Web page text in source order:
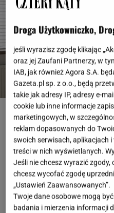
Jevgenija ZUK, fot. shutterstock/autor
Z biegiem lat styl
najchętniej wybieranych
wnętrz. Cechuje go
wykorzystanie
przytulną, ale
Podpowiemy, jak za
Droga Użytkowniczko,
jeśli wyrazisz zgodę klikając
oraz jej Zaufani Partnerzy, w
IAB, jak również Agora S.A.
Gazeta.pl sp. z o.o., będą
takie jak adresy IP, adresy e-
cookie lub inne informacje
marketingowych, w
reklam dopasowanych do
swoich serwisach, aplikacjach
treści w nich wyświetlanych.
Jeśli nie chcesz wyrazić
chcesz wycofać zgodę
„Ustawień Zaawansowanych”.
Twoje dane osobowe mogą
badania i mierzenia informacji